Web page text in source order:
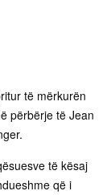
të mërkurën
përbërje të Jean
të kësaj
që i